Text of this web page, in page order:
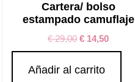
Cartera/ bolso
estampado camuflaje
€29,00 € 14,50
Añadir al carrito